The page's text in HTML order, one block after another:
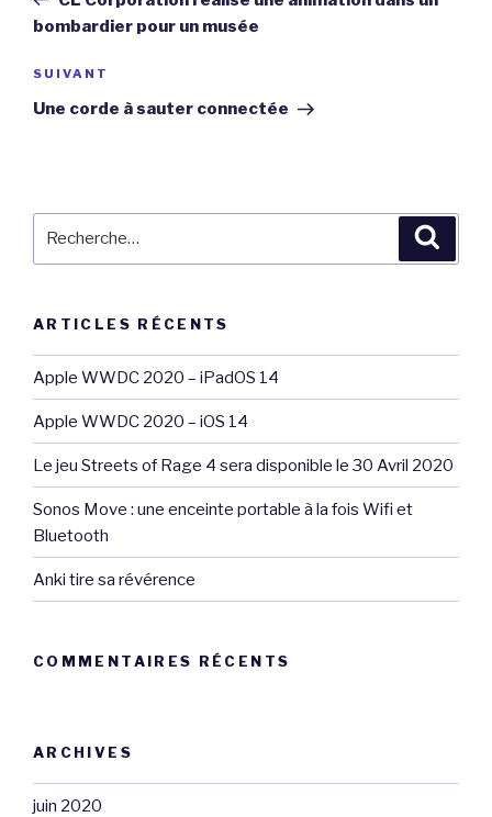
l’article
bombardier pour un musée
Article
suivant
SUIVANT
Une corde à sauter connectée
ARTICLES RÉCENTS
Apple WWDC 2020 – iPadOS 14
Apple WWDC 2020 – iOS 14
Le jeu Streets of Rage 4 sera disponible le 30 Avril 2020
Sonos Move : une enceinte portable à la fois Wifi et
Bluetooth
Anki tire sa révérence
COMMENTAIRES RÉCENTS
ARCHIVES
juin 2020